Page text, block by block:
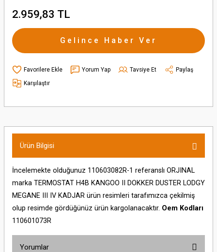
2.959,83 TL
Gelince Haber Ver
Yorum Yap Tavsiye Et
Paylaş
Karşılaştır
Ürün Bilgisi
İncelemekte olduğunuz 110603082R-1 referanslı ORJINAL
marka TERMOSTAT H4B KANGOO II DOKKER DUSTER LODGY
MEGANE III IV KADJAR ürün resimleri tarafımızca çekilmiş
olup resimde gördüğünüz ürün kargolanacaktır. Oem Kodları
110601073R
Yorumlar